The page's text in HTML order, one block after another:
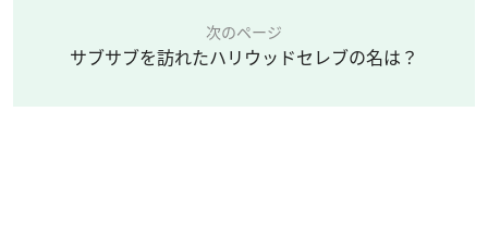
次のページ
サブサブを訪れたハリウッドセレブの名は？